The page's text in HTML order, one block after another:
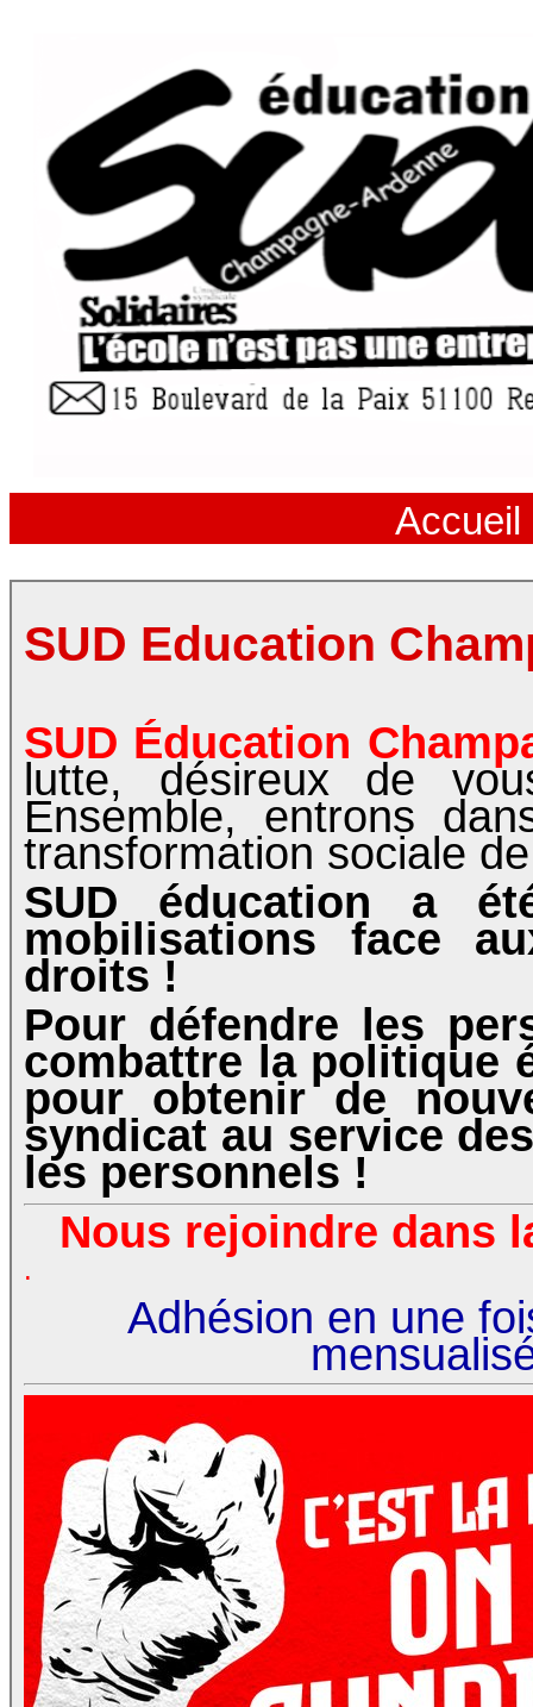
Accueil
SUD Education
SUD Éducation
lutte, désireux de
Ensemble, entrons
transformation sociale de
SUD éducation a
mobilisations face
droits !
Pour défendre les
combattre la politique
pour obtenir de
syndicat au service
les personnels !
Nous rejoindre dans
.
Adhésion en une